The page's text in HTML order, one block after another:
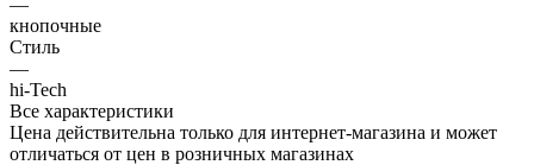
кнопочные
Стиль
—
hi-Tech
Все характеристики
Цена действительна только для интернет-магазина и может
отличаться от цен в розничных магазинах